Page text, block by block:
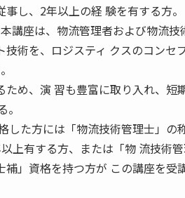
し、2年以上の経 験を有する方。
座は、物流管理者および物流技
術を、ロジスティ クスのコンセ
め、演 習も豊富に取り入れ、短
た方には「物流技術管理士」の
有する方、または「物 流技術管
」資格を持つ方が この講座を受